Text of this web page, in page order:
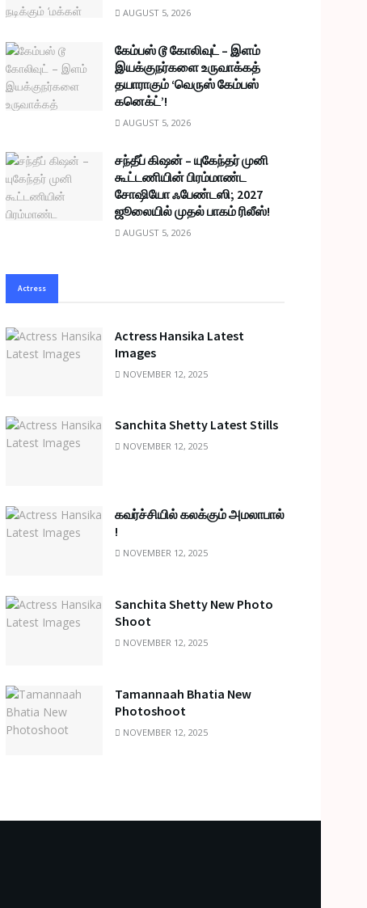
AUGUST 5, 2026
கேம்பஸ் டூ கோலிவுட் – இளம்
இயக்குநர்களை உருவாக்கத்
தயாராகும் ‘வெருஸ் கேம்பஸ்
கனெக்ட்’!
AUGUST 5, 2026
சந்தீப் கிஷன் – யுகேந்தர் முனி
கூட்டணியின் பிரம்மாண்ட
சோஷியோ ஃபேண்டஸி; 2027
ஜூலையில் முதல் பாகம் ரிலீஸ்!
AUGUST 5, 2026
Actress
Actress Hansika Latest
Images
NOVEMBER 12, 2025
Sanchita Shetty Latest Stills
NOVEMBER 12, 2025
கவர்ச்சியில் கலக்கும் அமலாபால்
!
NOVEMBER 12, 2025
Sanchita Shetty New Photo
Shoot
NOVEMBER 12, 2025
Tamannaah Bhatia New
Photoshoot
NOVEMBER 12, 2025